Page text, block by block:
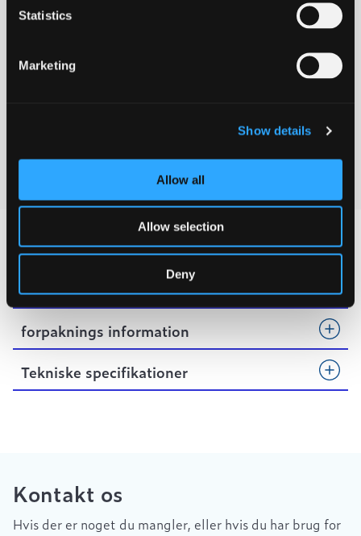
Statistics
Marketing
Show details
Allow all
Allow selection
Deny
BELASTNINGS KLASSER
Produktegenskaber
forpaknings information
Tekniske specifikationer
Kontakt os
Hvis der er noget du mangler, eller hvis du har brug for